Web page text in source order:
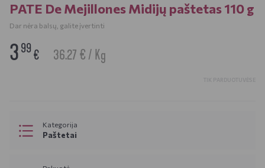
PATE De Mejillones Midijų paštetas 110 g
Dar nėra balsų, galite įvertinti
399€ 36.27 € / Kg
Kategorija
Paštetai